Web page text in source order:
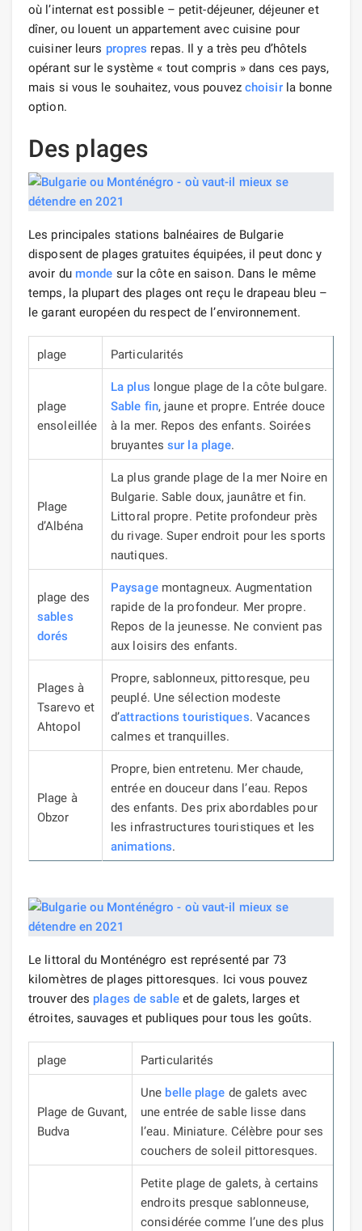
où l’internat est possible – petit-déjeuner, déjeuner et
dîner, ou louent un appartement avec cuisine pour
cuisiner leurs propres repas. Il y a très peu d’hôtels
opérant sur le système « tout compris » dans ces pays,
mais si vous le souhaitez, vous pouvez choisirla bonne
option.
Des plages
Les principales stations balnéaires de Bulgarie
disposent de plages gratuites équipées, il peut donc y
avoir du monde sur la côte en saison. Dans le même
temps, la plupart des plages ont reçu le drapeau bleu –
le garant européen du respect de l’environnement.
plage Particularités
plage
ensoleillée
La plus longue plage de la côte bulgare.
Sable fin, jaune et propre. Entrée douce
à la mer. Repos des enfants. Soirées
bruyantes sur la plage.
Plage
d’Albéna
La plus grande plage de la mer Noire en
Bulgarie. Sable doux, jaunâtre et fin.
Littoral propre. Petite profondeur près
du rivage.Super endroit pour les sports
nautiques.
plage des
sables
dorés
Paysagemontagneux.Augmentation
rapide de la profondeur. Mer propre.
Repos de la jeunesse. Ne convient pas
aux loisirs des enfants.
Plages à
Tsarevo et
Ahtopol
Propre, sablonneux, pittoresque, peu
peuplé. Une sélection modeste
d’attractions touristiques. Vacances
calmes et tranquilles.
Plage à
Obzor
Propre, bien entretenu. Mer chaude,
entrée en douceur dans l’eau. Repos
des enfants. Des prix abordables pour
les infrastructures touristiques et les
animations.
Le littoral du Monténégro est représenté par 73
kilomètres de plages pittoresques. Ici vous pouvez
trouver des plages de sableet de galets, larges et
étroites, sauvages et publiques pour tous les goûts.
plage Particularités
Plage de Guvant,
Budva
Une belle plage de galets avec
une entrée de sable lisse dans
l’eau. Miniature. Célèbre pour ses
couchers de soleil pittoresques.
Petite plage de galets, à certains
endroits presque sablonneuse,
considérée comme l’une des plus